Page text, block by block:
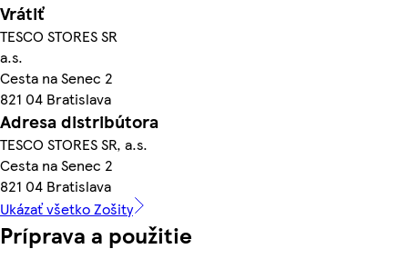
Vrátiť
TESCO STORES SR
a.s.
Cesta na Senec 2
821 04 Bratislava
Adresa distribútora
TESCO STORES SR, a.s.
Cesta na Senec 2
821 04 Bratislava
Ukázať všetko Zošity
Príprava a použitie